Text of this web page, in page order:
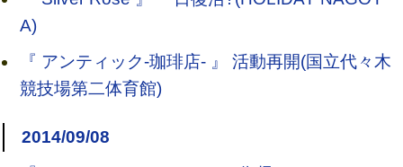
A)
『 アンティック-珈琲店- 』 活動再開(国立代々木
競技場第二体育館)
2014/09/08